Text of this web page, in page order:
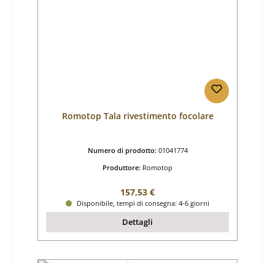
Romotop Tala rivestimento focolare
Numero di prodotto: 01041774
Produttore: Romotop
Prezzo normale:
157,53 €
Disponibile, tempi di consegna: 4-6 giorni
Dettagli